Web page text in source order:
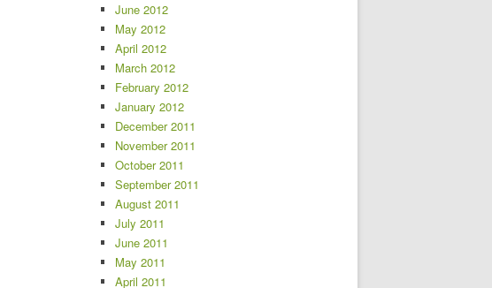
June 2012
May 2012
April 2012
March 2012
February 2012
January 2012
December 2011
November 2011
October 2011
September 2011
August 2011
July 2011
June 2011
May 2011
April 2011